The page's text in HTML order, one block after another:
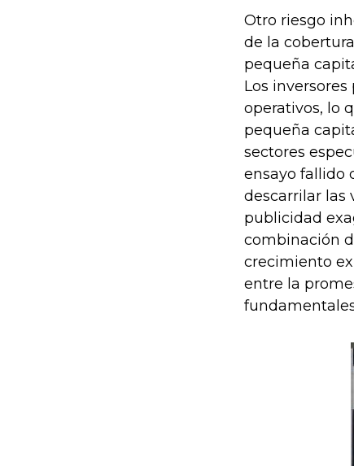
Otro riesgo
de la
pequeña
Los
operativos, lo
pequeña
sectores
ensayo fallido
descarrilar las
publicidad
combinación
crecimiento
entre la